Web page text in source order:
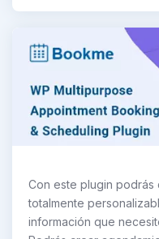
Con este plugin podrás
totalmente
información que